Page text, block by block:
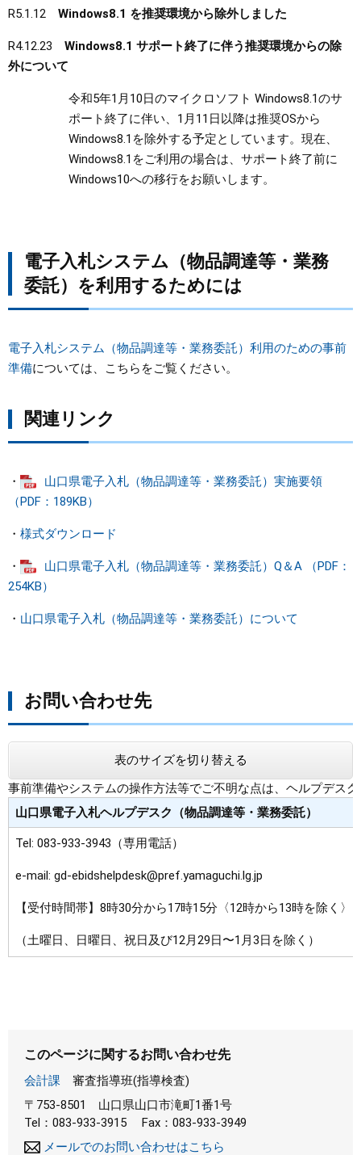
R5.1.12 Windows8.1 を推奨環境から除外しました
R4.12.23 Windows8.1 サポート終了に伴う推奨環境からの除
外について
令和5年1月10日のマイクロソフト Windows8.1のサ
ポート終了に伴い、1月11日以降は推奨OSから
Windows8.1を除外する予定としています。現在、
Windows8.1をご利用の場合は、サポート終了前に
Windows10への移行をお願いします。
電子入札システム（物品調達等・業務
委託）を利用するためには
電子入札システム（物品調達等・業務委託）利用のための事前
準備については、こちらをご覧ください。
関連リンク
・
山口県電子入札（物品調達等・業務委託）実施要領
（PDF：189KB）
・ 様式ダウンロード
・
山口県電子入札（物品調達等・業務委託）Q＆A （PDF：
254KB）
・ 山口県電子入札（物品調達等・業務委託）について
お問い合わせ先
表のサイズを切り替える
事前準備やシステムの操作方法等でご不明な点は、ヘルプデス
山口県電子入札ヘルプデスク（物品調達等・業務委託）
Tel: 083-933-3943（専用電話）
e-mail: gd-ebidshelpdesk@pref.yamaguchi.lg.jp
【受付時間帯】8時30分から17時15分〈12時から13時を除
（土曜日、日曜日、祝日及び12月29日〜1月3日を除く）
このページに関するお問い合わせ先
会計課
審査指導班(指導検査)
〒753-8501
山口県山口市滝町1番1号
Tel：083-933-3915
Fax：083-933-3949
メールでのお問い合わせはこちら